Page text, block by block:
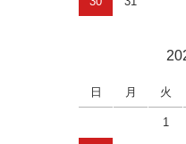
日 月 火
1